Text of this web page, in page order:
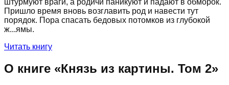
Пришло время вновь возглавить род и навести тут
порядок. Пора спасать бедовых потомков из глубокой
ж...ямы.
Читать книгу
О книге «Князь из картины. Том 2»